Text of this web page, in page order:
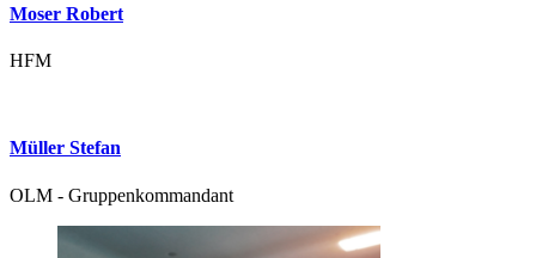
Moser Robert
HFM
Müller Stefan
OLM - Gruppenkommandant